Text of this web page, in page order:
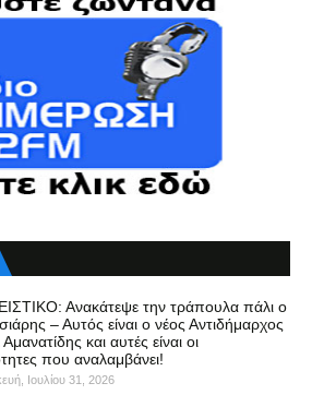
Ανακάτεψε την τράπουλα πάλι ο
– Αυτός είναι ο νέος Αντιδήμαρχος
και αυτές είναι οι
που αναλαμβάνει!
Ιουλίου 31, 2026